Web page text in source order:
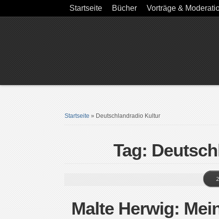
Startseite Bücher Vorträge &
Startseite » Deutschlandradio Kultur
Tag:
Malte Herwig: